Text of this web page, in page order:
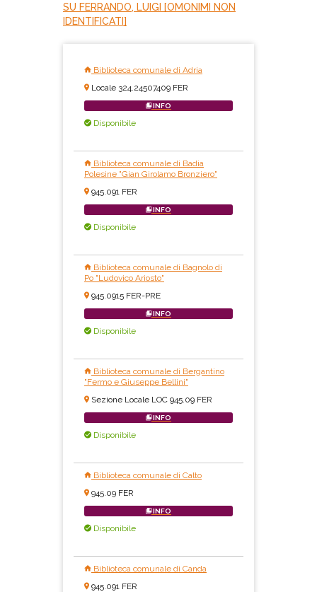
SU FERRANDO, LUIGI [OMONIMI NON
IDENTIFICATI]
Biblioteca comunale di Adria
Locale 324.24507409 FER
INFO
Disponibile
Biblioteca comunale di Badia
Polesine "Gian Girolamo Bronziero"
945.091 FER
INFO
Disponibile
Biblioteca comunale di Bagnolo di
Po "Ludovico Ariosto"
945.0915 FER-PRE
INFO
Disponibile
Biblioteca comunale di Bergantino
"Fermo e Giuseppe Bellini"
Sezione Locale LOC 945.09 FER
INFO
Disponibile
Biblioteca comunale di Calto
945.09 FER
INFO
Disponibile
Biblioteca comunale di Canda
945.091 FER